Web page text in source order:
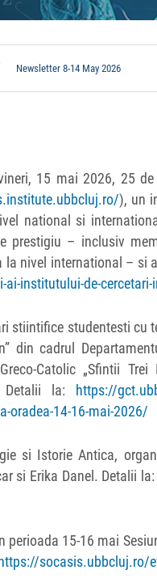
Newsletter 8-14 May 2026
15 mai 2026, 25
), un
national si
prestigiu – inclusiv
nivel international – si
institutului-de-
studentesti cu
din cadrul
Catolic „Sfintii
Detalii la:
https://
oradea-14-16-mai-2026/
si Istorie Antica,
si Erika Danel. Detalii la:
15-16 mai
https://socasis.ubbcluj.ro/